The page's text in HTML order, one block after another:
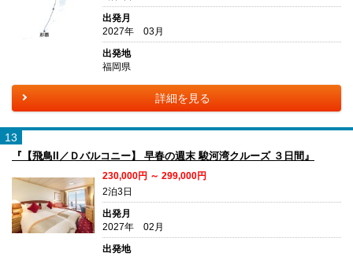
出発月
2027年 03月
出発地
福岡県
詳細を見る
13
『【飛鳥II／Ｄバルコニー】 早春の週末 駿河湾クルーズ ３日間』
230,000円 ～ 299,000円
2泊3日
出発月
2027年 02月
出発地